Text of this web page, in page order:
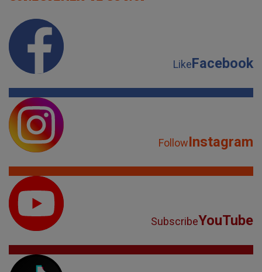
LikeFacebook
FollowInstagram
SubscribeYouTube